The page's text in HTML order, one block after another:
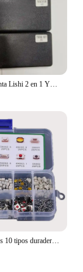
Nueva herramienta Lishi 2 en 1 YH35R YH35R-MAG YH35R-EXT lector de llaves YH35 para herramienta de cerrajero de llaves de motocicleta yamaha
100/200/250 Uds 10 tipos duradero Control remoto de coche tableta Actile interruptor de botón llaves de coche botón táctil microinterruptor con caja